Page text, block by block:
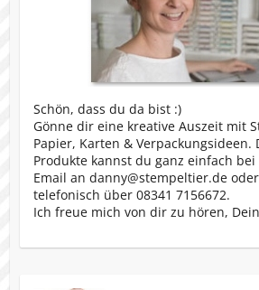
Schön, dass du da bist :)
Gönne dir eine kreative Auszeit mit
Papier, Karten & Verpackungsideen.
Produkte kannst du ganz einfach
Email an danny@stempeltier.de
telefonisch über 08341 7156672.
Ich freue mich von dir zu hören,